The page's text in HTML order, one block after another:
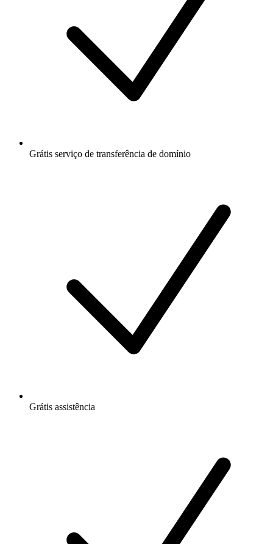
Grátis serviço de transferência de domínio
Grátis assistência